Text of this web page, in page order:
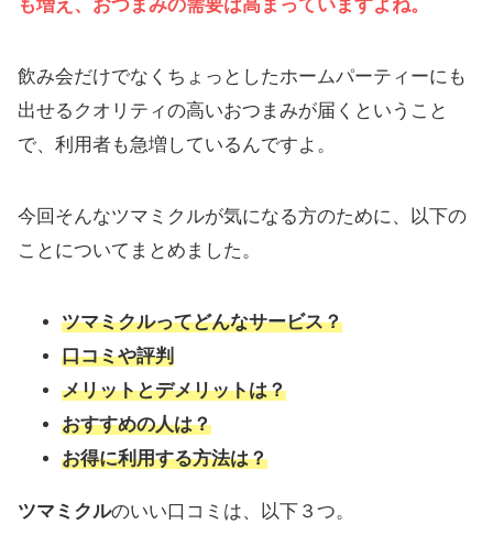
も増え、おつまみの需要は高まっていますよね。
飲み会だけでなくちょっとしたホームパーティーにも
出せるクオリティの高いおつまみが届くということ
で、利用者も急増しているんですよ。
今回そんなツマミクルが気になる方のために、以下の
ことについてまとめました。
ツマミクルってどんなサービス？
口コミや評判
メリットとデメリットは？
おすすめの人は？
お得に利用する方法は？
ツマミクルのいい口コミは、以下３つ。